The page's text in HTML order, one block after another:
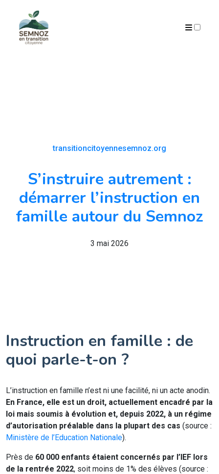
transitioncitoyennesemnoz.org
S’instruire autrement :
démarrer l’instruction en
famille autour du Semnoz
3 mai 2026
Instruction en famille : de
quoi parle-t-on ?
L’instruction en famille n’est ni une facilité, ni un acte anodin.
En France, elle est un droit, actuellement encadré par la
loi mais soumis à évolution et, depuis 2022, à un régime
d’autorisation préalable dans la plupart des cas (source :
Ministère de l’Education Nationale).
Près de 60 000 enfants étaient concernés par l’IEF lors
de la rentrée 2022, soit moins de 1% des élèves (source :